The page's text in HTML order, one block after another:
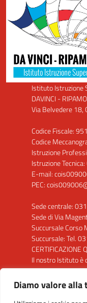
Diamo valore alla
Istituto Istruzione
DAVINCI -
Via Belvedere 18,
Codice Fiscale:
Codice
Istruzione
Istruzione
E-mail:
PEC:
Sede centrale:
Sede di Via
Succursale Corso
Succursale: Tel.
CERTIFICAZIONE
Il nostro Istituto è
9001: 2015 per
ed erogazione del
secondo grado"